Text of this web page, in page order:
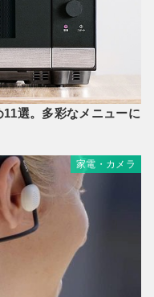
選。多彩なメニューに
家電・カメラ